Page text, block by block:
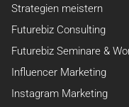
Strategien meistern
Futurebiz Consulting
Futurebiz Seminare &
Influencer Marketing
Instagram Marketing